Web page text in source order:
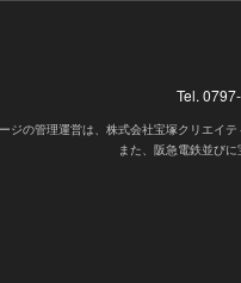
Tel.
ジの管理運営は、株式会社宝塚クリエイ
また、阪急電鉄並び